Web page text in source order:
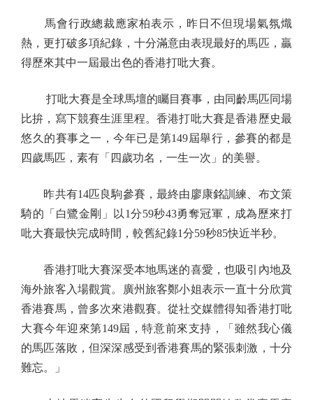
馬會行政總裁應家柏表示，昨日不但現場氣氛熾
熱，更打破多項紀錄，十分滿意由表現最好的馬匹，贏
得歷來其中一屆最出色的香港打吡大賽。
打吡大賽是全球馬壇的矚目賽事，由同齡馬匹同場
比拚，寫下競賽生涯里程。香港打吡大賽是香港歷史最
悠久的賽事之一，今年已是第149屆舉行，參賽的都是
四歲馬匹，素有「四歲功名，一生一次」的美譽。
昨共有14匹良駒參賽，最終由廖康銘訓練、布文策
騎的「白鷺金剛」以1分59秒43勇奪冠軍，成為歷來打
吡大賽最快完成時間，較舊紀錄1分59秒85快近半秒。
香港打吡大賽深受本地馬迷的喜愛，也吸引內地及
海外旅客入場觀賞。廣州旅客鄭小姐表示一直十分欣賞
香港賽馬，曾多次來港觀賽。從社交媒體得知香港打吡
大賽今年迎來第149屆，特意前來支持，「雖然我心儀
的馬匹落敗，但深深感受到香港賽馬的緊張刺激，十分
難忘。」